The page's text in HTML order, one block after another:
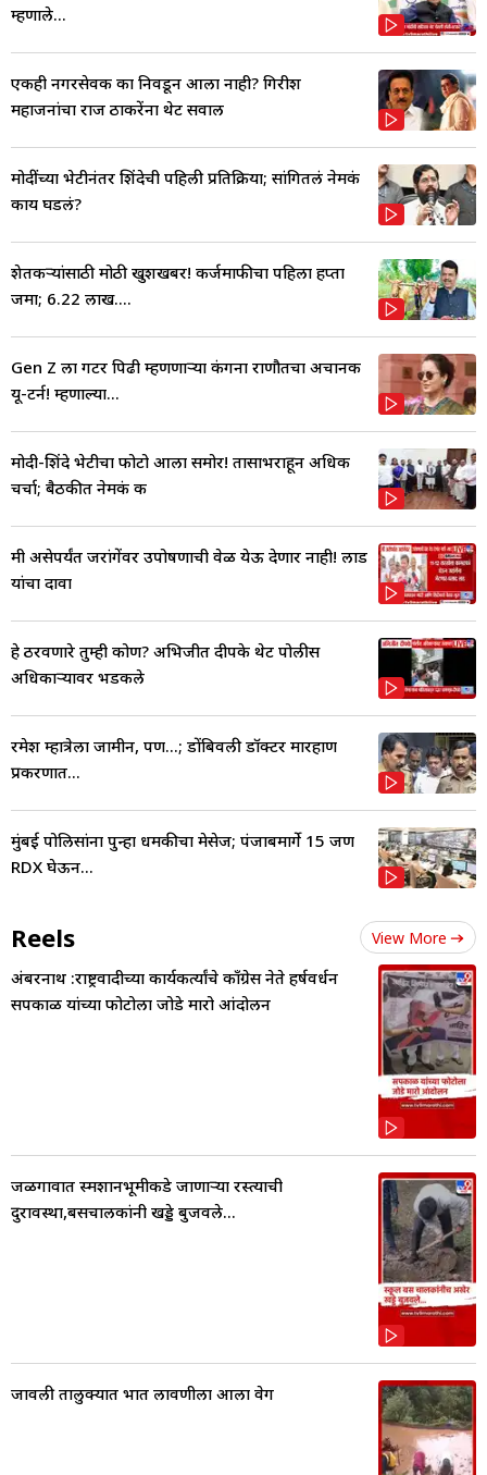
म्हणाले...
एकही नगरसेवक का निवडून आला नाही? गिरीश
महाजनांचा राज ठाकरेंना थेट सवाल
मोदींच्या भेटीनंतर शिंदेची पहिली प्रतिक्रिया; सांगितलं नेमकं
काय घडलं?
शेतकऱ्यांसाठी मोठी खुशखबर! कर्जमाफीचा पहिला हप्ता
जमा; 6.22 लाख....
Gen Z ला गटर पिढी म्हणणाऱ्या कंगना राणौतचा अचानक
यू-टर्न! म्हणाल्या...
मोदी-शिंदे भेटीचा फोटो आला समोर! तासाभराहून अधिक
चर्चा; बैठकीत नेमकं क
मी असेपर्यंत जरांगेंवर उपोषणाची वेळ येऊ देणार नाही! लाड
यांचा दावा
हे ठरवणारे तुम्ही कोण? अभिजीत दीपके थेट पोलीस
अधिकाऱ्यावर भडकले
रमेश म्हात्रेला जामीन, पण...; डोंबिवली डॉक्टर मारहाण
प्रकरणात...
मुंबई पोलिसांना पुन्हा धमकीचा मेसेज; पंजाबमार्गे 15 जण
RDX घेऊन...
Reels View More
अंबरनाथ :राष्ट्रवादीच्या कार्यकर्त्यांचे काँग्रेस नेते हर्षवर्धन
सपकाळ यांच्या फोटोला जोडे मारो आंदोलन
जळगावात स्मशानभूमीकडे जाणाऱ्या रस्त्याची
दुरावस्था,बसचालकांनी खड्डे बुजवले...
जावली तालुक्यात भात लावणीला आला वेग